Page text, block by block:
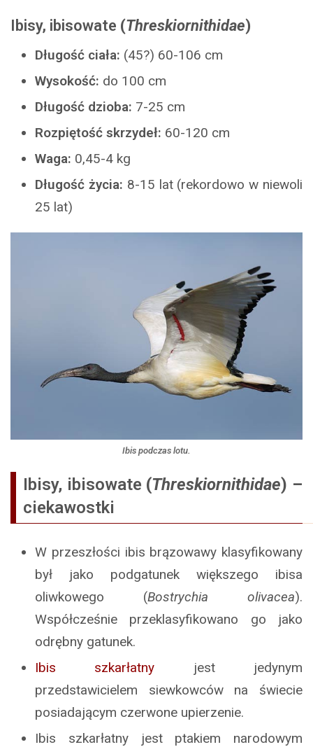
Ibisy, ibisowate (Threskiornithidae)
Długość ciała: (45?) 60-106 cm
Wysokość: do 100 cm
Długość dzioba: 7-25 cm
Rozpiętość skrzydeł: 60-120 cm
Waga: 0,45-4 kg
Długość życia: 8-15 lat (rekordowo w niewoli
25 lat)
Ibis podczas lotu.
Ibisy, ibisowate (Threskiornithidae) –
ciekawostki
W przeszłości ibis brązowawy klasyfikowany
był jako podgatunek większego ibisa
oliwkowego (Bostrychia olivacea).
Współcześnie przeklasyfikowano go jako
odrębny gatunek.
Ibis szkarłatny jest jedynym
przedstawicielem siewkowców na świecie
posiadającym czerwone upierzenie.
Ibis szkarłatny jest ptakiem narodowym